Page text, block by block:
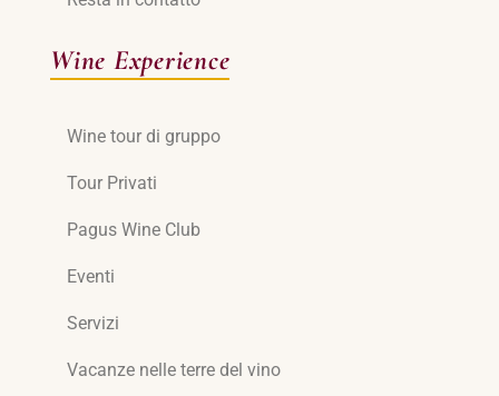
Wine Experience
Wine tour di gruppo
Tour Privati
Pagus Wine Club
Eventi
Servizi
Vacanze nelle terre del vino